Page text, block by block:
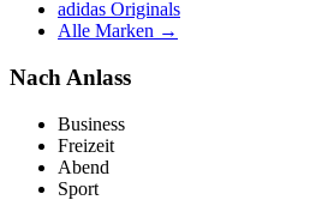
adidas Originals
Alle Marken →
Nach Anlass
Business
Freizeit
Abend
Sport